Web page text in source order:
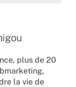
plus de 20
la vie de